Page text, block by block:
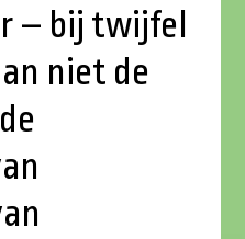
– bij twijfel
niet de